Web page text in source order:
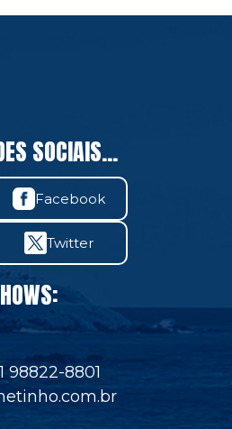
SOCIAIS...
Facebook
Twitter
98822-8801
.com.br